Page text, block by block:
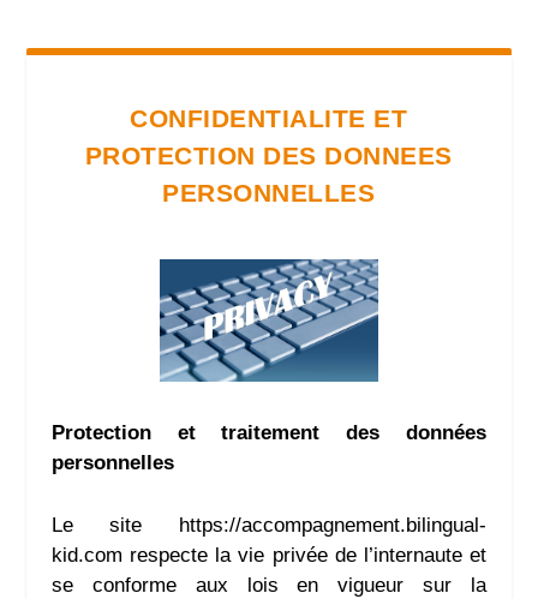
CONFIDENTIALITE ET
PROTECTION DES DONNEES
PERSONNELLES
Protection et traitement des données
personnelles
Le site https://accompagnement.bilingual-
kid.com respecte la vie privée de l’internaute et
se conforme aux lois en vigueur sur la